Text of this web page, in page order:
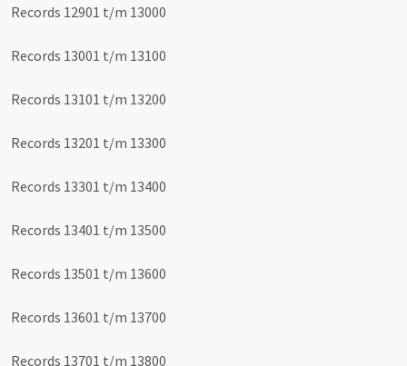
Records 12901 t/m 13000
Records 13001 t/m 13100
Records 13101 t/m 13200
Records 13201 t/m 13300
Records 13301 t/m 13400
Records 13401 t/m 13500
Records 13501 t/m 13600
Records 13601 t/m 13700
Records 13701 t/m 13800